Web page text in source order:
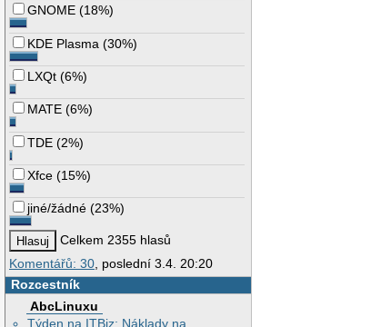
GNOME (18%)
KDE Plasma (30%)
LXQt (6%)
MATE (6%)
TDE (2%)
Xfce (15%)
jiné/žádné (23%)
Celkem 2355 hlasů
Komentářů: 30 , poslední 3.4. 20:20
Rozcestník
AbcLinuxu
Týden na ITBiz: Náklady na